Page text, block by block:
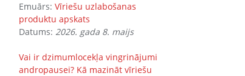
Emuārs: Vīriešu uzlabošanas
produktu apskats
Datums: 2026. gada 8. maijs
Vai ir dzimumlocekļa vingrinājumi
andropausei? Kā mazināt vīriešu